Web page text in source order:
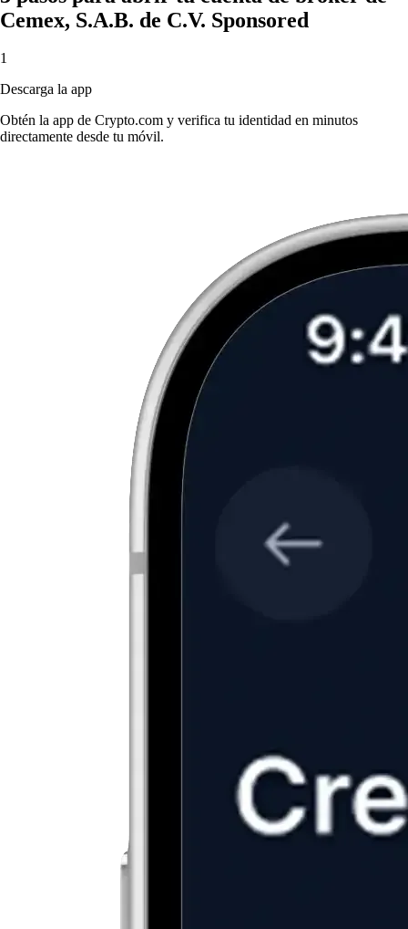
Cemex, S.A.B. de C.V. Sponsored
1
Descarga la app
Obtén la app de Crypto.com y verifica tu identidad en minutos
directamente desde tu móvil.